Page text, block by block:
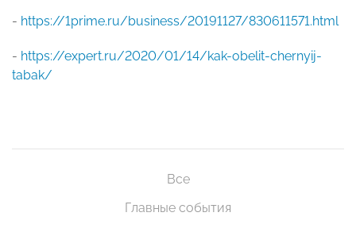
- https://1prime.ru/business/20191127/830611571.html
- https://expert.ru/2020/01/14/kak-obelit-chernyij-
tabak/
Все
Главные события